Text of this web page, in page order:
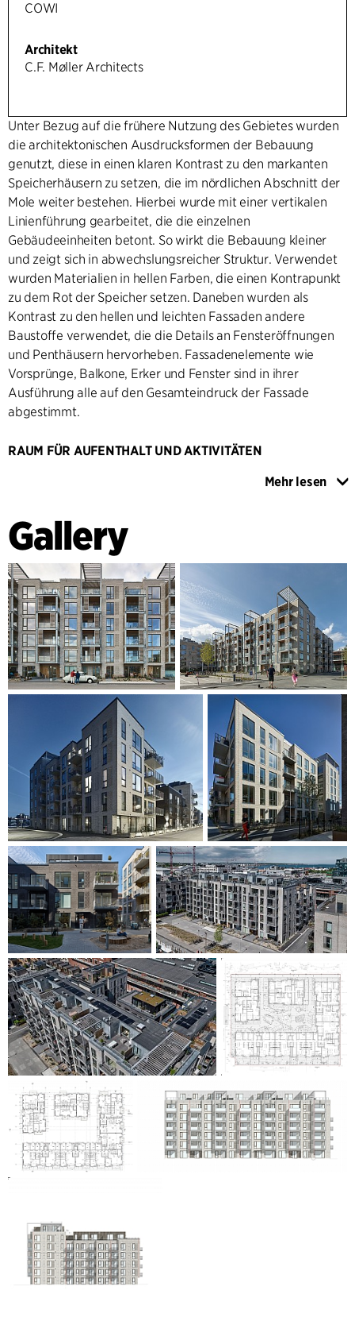
COWI
Architekt
C.F. Møller Architects
Unter Bezug auf die frühere Nutzung des Gebietes wurden
die architektonischen Ausdrucksformen der Bebauung
genutzt, diese in einen klaren Kontrast zu den markanten
Speicherhäusern zu setzen, die im nördlichen Abschnitt der
Mole weiter bestehen. Hierbei wurde mit einer vertikalen
Linienführung gearbeitet, die die einzelnen
Gebäudeeinheiten betont. So wirkt die Bebauung kleiner
und zeigt sich in abwechslungsreicher Struktur. Verwendet
wurden Materialien in hellen Farben, die einen Kontrapunkt
zu dem Rot der Speicher setzen. Daneben wurden als
Kontrast zu den hellen und leichten Fassaden andere
Baustoffe verwendet, die die Details an Fensteröffnungen
und Penthäusern hervorheben. Fassadenelemente wie
Vorsprünge, Balkone, Erker und Fenster sind in ihrer
Ausführung alle auf den Gesamteindruck der Fassade
abgestimmt.
RAUM FÜR AUFENTHALT UND AKTIVITÄTEN
Innenhof. Dieser wird durch zwei Passagen geteilt, die in
den Hof hineinführen, der den Bewohnern als Ort für
Aufenthalt und Freizeitaktivitäten dient. Das Gebäude im
südlichen Teil verfügt über eine besonders ausdrucksstarke
Fassade, die aus vier Türmen bestehen. Das Penthouse auf
dem höchsten Gebäude direkt am Kai, ist mit galvanisierten
Stahlplatten verkleidet, welche zusammen mit
Balkontürmen und Balkonen eine gemeinsame Wirkung
entfalten. Die galvanisierten Balkontürme kragen von der
Fassade aus und bilden mit ihrer maritimen Ästhetik eine
Referenz auf die Umgebung. Sie sind zum Teil mit
Holzlamellen aus wärmebehandeltem Kiefernholz bekleidet,
die als Sonnen- wie als Sichtschutz dienen. Die Gebäude
bestehen insgesamt aus nachhaltigen und langlebigen
Naturmaterialien, die im Laufe der Zeit eine schöne Patina
annehmen werden. Das Erdgeschoss der Häuser ist mit
Holzlamellen wie mit Feldern aus Mauerwerk mit Musterung
gestaltet, durch die die Eingangsbereiche hervorgehoben
werden. Beleuchtung und Gegensprechanlagen sind in die
Elemente integriert.
Mehr lesen
Gallery